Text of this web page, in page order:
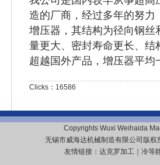
造的厂商，经过多年的努
增压器，其结构为径向钢
量更大、密封寿命更长、
超越国外产品，增压器平
Clicks：16586
Copyrights Wuxi Weihaida
无锡市威海达机械制造有限公司版
友情链接： 达克罗加工 冷等